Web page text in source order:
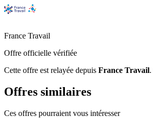
France Travail
Offre officielle vérifiée
Cette offre est relayée depuis France Travail.
Offres similaires
Ces offres pourraient vous intéresser